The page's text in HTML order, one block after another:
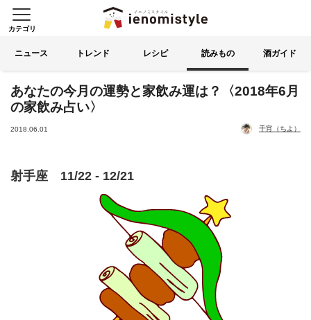
イエノミスタイル 家飲みを楽
カテゴリ
る
ニュース トレンド レシピ 読みもの 酒ガイド
あなたの今月の運勢と家飲み運は？〈2018年6月
の家飲み占い〉
2018.06.01 千宵（ちよ）
射手座 11/22 - 12/21